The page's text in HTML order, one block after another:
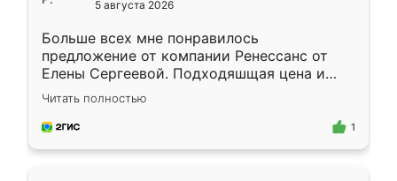
5 августа 2026
Больше всех мне понравилось
предложение от компании Ренессанс от
Елены Сергеевой. Подходяшщая цена и
короткие сроки изготовления. Приехавший
для замера сотрудник Владислав
предложил по моему эскизу самый
Читать полностью
1